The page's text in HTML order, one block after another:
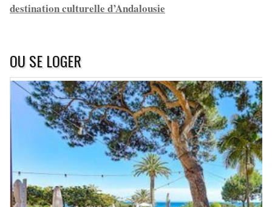
destination culturelle d’Andalousie
OU SE LOGER